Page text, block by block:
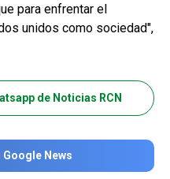
para enfrentar el
unidos como sociedad",
de Noticias RCN
News